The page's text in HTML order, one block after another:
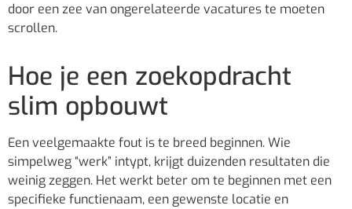
door een zee van ongerelateerde vacatures te moeten
scrollen.
Hoe je een zoekopdracht
slim opbouwt
Een veelgemaakte fout is te breed beginnen. Wie
simpelweg “werk” intypt, krijgt duizenden resultaten die
weinig zeggen. Het werkt beter om te beginnen met een
specifieke functienaam, een gewenste locatie en